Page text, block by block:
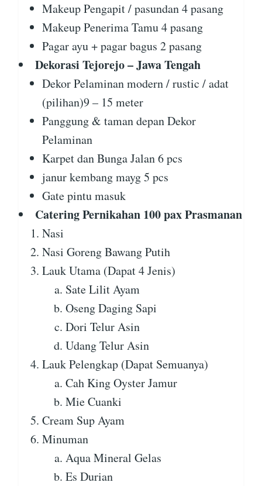
Makeup Pengapit / pasundan 4 pasang
Makeup Penerima Tamu 4 pasang
Pagar ayu + pagar bagus 2 pasang
Dekorasi Tejorejo – Jawa Tengah
Dekor Pelaminan modern / rustic / adat
(pilihan)9 – 15 meter
Panggung & taman depan Dekor
Pelaminan
Karpet dan Bunga Jalan 6 pcs
janur kembang mayg 5 pcs
Gate pintu masuk
Catering Pernikahan 100 pax Prasmanan
Nasi
Nasi Goreng Bawang Putih
Lauk Utama (Dapat 4 Jenis)
Sate Lilit Ayam
Oseng Daging Sapi
Dori Telur Asin
Udang Telur Asin
Lauk Pelengkap (Dapat Semuanya)
Cah King Oyster Jamur
Mie Cuanki
Cream Sup Ayam
Minuman
Aqua Mineral Gelas
Es Durian